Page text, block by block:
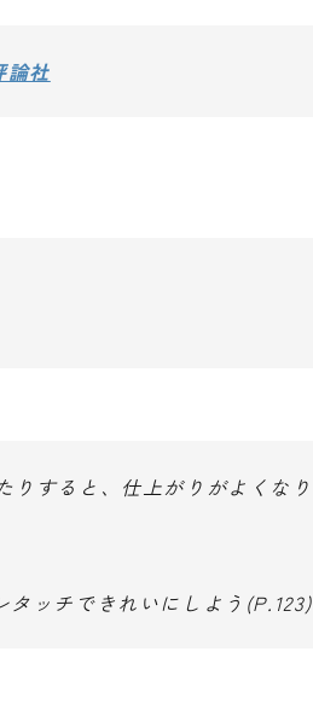
論社
りすると、仕上がりがよくなり
ッチできれいにしよう(P.123)